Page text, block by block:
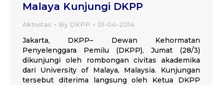
Malaya Kunjungi DKPP
Aktivitas By DKPP 01-04-2014
Jakarta, DKPP– Dewan Kehormatan
Penyelenggara Pemilu (DKPP), Jumat (28/3)
dikunjungi oleh rombongan civitas akademika
dari University of Malaya, Malaysia. Kunjungan
tersebut diterima langsung oleh Ketua DKPP